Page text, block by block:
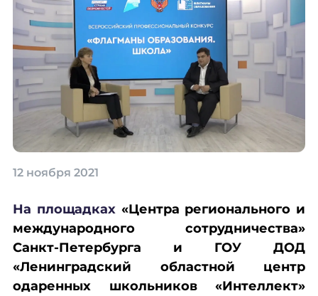
12 ноября 2021
На площадках«Центра регионального и
международного сотрудничества»
Санкт-Петербурга и ГОУ ДОД
«Ленинградский областной центр
одаренных школьников «Интеллект»